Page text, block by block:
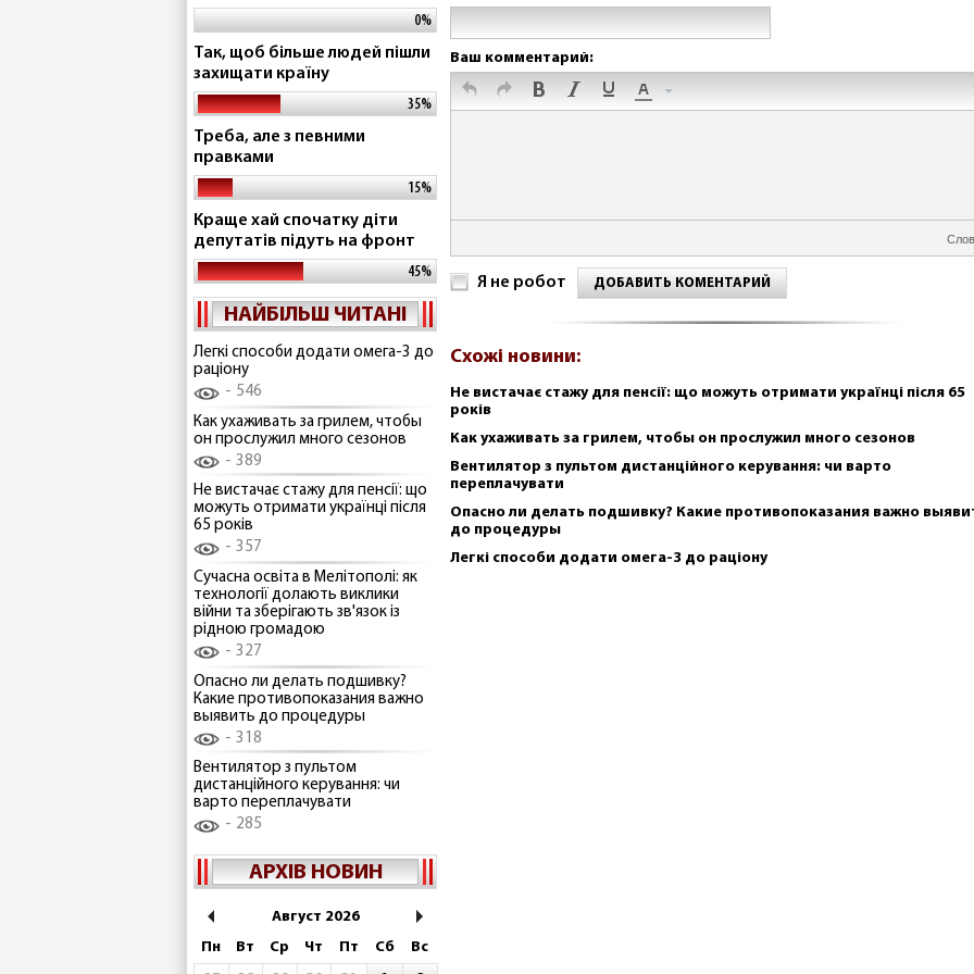
0%
Так, щоб більше людей пішли
захищати країну
35%
Треба, але з певними
правками
15%
Краще хай спочатку діти
депутатів підуть на фронт
45%
НАЙБІЛЬШ ЧИТАНІ
Легкі способи додати омега-3 до
раціону
546
Как ухаживать за грилем, чтобы
он прослужил много сезонов
389
Не вистачає стажу для пенсії: що
можуть отримати українці після
65 років
357
Сучасна освіта в Мелітополі: як
технології долають виклики
війни та зберігають зв'язок із
рідною громадою
327
Опасно ли делать подшивку?
Какие противопоказания важно
выявить до процедуры
318
Вентилятор з пультом
дистанційного керування: чи
варто переплачувати
285
АРХІВ НОВИН
Август 2026
Пн
Вт Ср Чт Пт Сб
Вс
Ваш комментарий:
Я не робот ДОБАВИТЬ КОМЕНТАРИЙ
Схожі новини:
Не вистачає стажу для пенсії: що можуть отримати українці після 65
років
Как ухаживать за грилем, чтобы он прослужил много сезонов
Вентилятор з пультом дистанційного керування: чи варто
переплачувати
Опасно ли делать подшивку? Какие противопоказания важно
до процедуры
Легкі способи додати омега-3 до раціону